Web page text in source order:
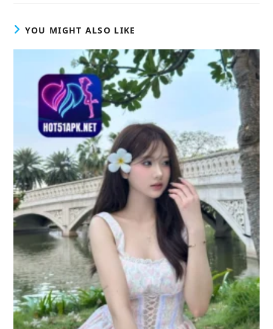
YOU MIGHT ALSO LIKE